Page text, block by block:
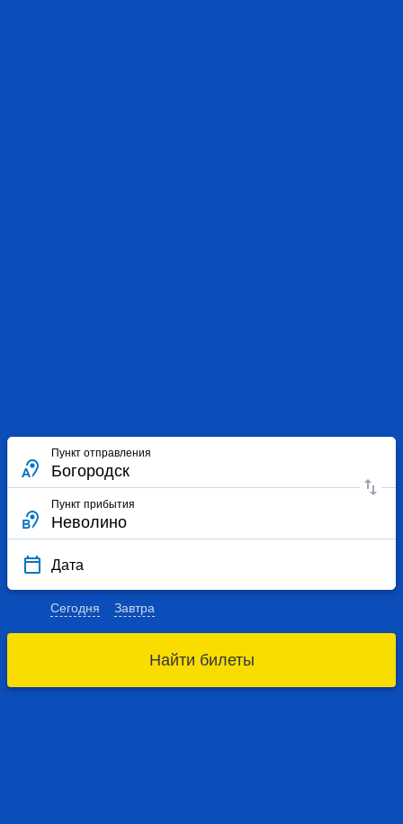
Пункт отправления
Пункт прибытия
Дата
Сегодня Завтра
Найти билеты